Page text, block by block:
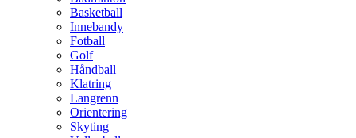
Basketball
Innebandy
Fotball
Golf
Håndball
Klatring
Langrenn
Orientering
Skyting